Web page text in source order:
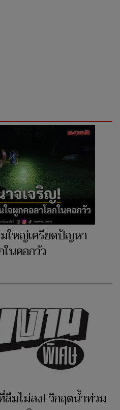
ใหญ่เครียดปัญหา
นคอกวัว
มไม่ลง! วิกฤตน้ำท่วม